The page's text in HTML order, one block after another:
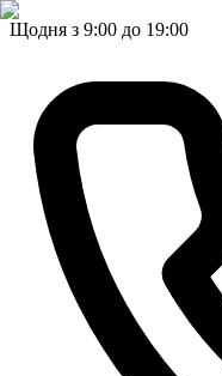
Щодня з 9:00 до 19:00